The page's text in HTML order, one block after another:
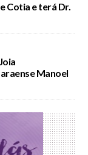
Cotia e terá Dr.
Manoel